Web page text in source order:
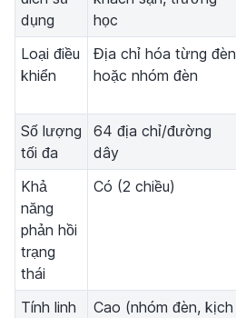
dụng
học
Loại điều
khiển
Địa chỉ hóa từng đèn
hoặc nhóm đèn
Số lượng
tối đa
64 địa chỉ/đường
dây
Khả
năng
phản hồi
trạng
thái
Có (2 chiều)
Tính linh
Cao (nhóm đèn, kịch